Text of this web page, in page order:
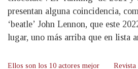
presentan alguna coincidencia,
‘beatle’ John Lennon, que este
lugar, uno más arriba que en lista
Ellos son los 10 actores mejor
Revista